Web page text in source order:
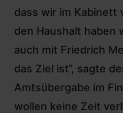
dass wir im Kabinett
den Haushalt haben
auch mit Friedrich
das Ziel ist“, sagte
Amtsübergabe im
wollen keine Zeit